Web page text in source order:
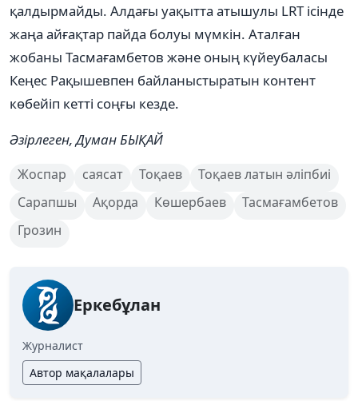
қалдырмайды. Алдағы уақытта атышулы LRT ісінде
жаңа айғақтар пайда болуы мүмкін. Аталған
жобаны Тасмағамбетов және оның күйеубаласы
Кеңес Рақышевпен байланыстыратын контент
көбейіп кетті соңғы кезде.
Әзірлеген, Думан БЫҚАЙ
Жоспар саясат Тоқаев
Тоқаев латын әліпбиі
Сарапшы
Ақорда Көшербаев
Тасмағамбетов
Грозин
Еркебұлан
Журналист
Автор мақалалары